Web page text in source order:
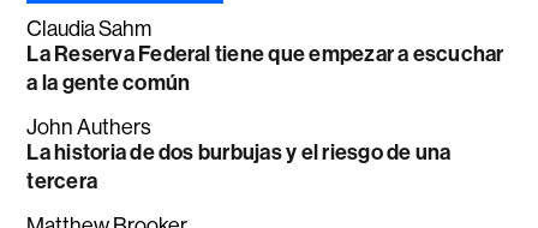
Claudia Sahm
La Reserva Federal tiene que empezar a escuchar
a la gente común
John Authers
La historia de dos burbujas y el riesgo de una
tercera